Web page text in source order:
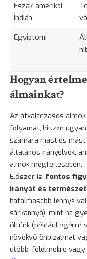
Észak-amerikai
indián
Egyiptomi
Hogyan
álmainkat?
Az átváltozásos
folyamat, hiszen
számára mást és
általános irányelvek,
álmok megfejtésében.
Először is, fontos
irányát és
hatalmasabb lénnyé
sárkánnyá), mint ha
öltünk (például egérré
növekvő önbizalmat
utóbbi félelmekre